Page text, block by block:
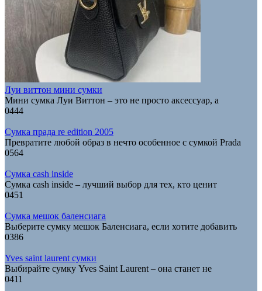
Луи виттон мини сумки
Мини сумка Луи Виттон – это не просто аксессуар, а
0444
Сумка прада re edition 2005
Превратите любой образ в нечто особенное с сумкой Prada
0564
Сумка cash inside
Сумка cash inside – лучший выбор для тех, кто ценит
0451
Сумка мешок баленсиага
Выберите сумку мешок Баленсиага, если хотите добавить
0386
Yves saint laurent сумки
Выбирайте сумку Yves Saint Laurent – она станет не
0411